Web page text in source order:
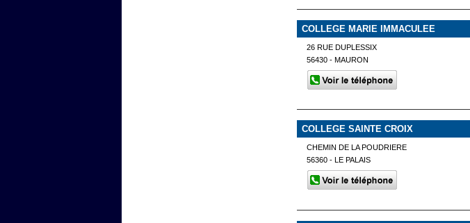
COLLEGE MARIE IMMACULEE
26 RUE DUPLESSIX
56430 - MAURON
COLLEGE SAINTE CROIX
CHEMIN DE LA POUDRIERE
56360 - LE PALAIS